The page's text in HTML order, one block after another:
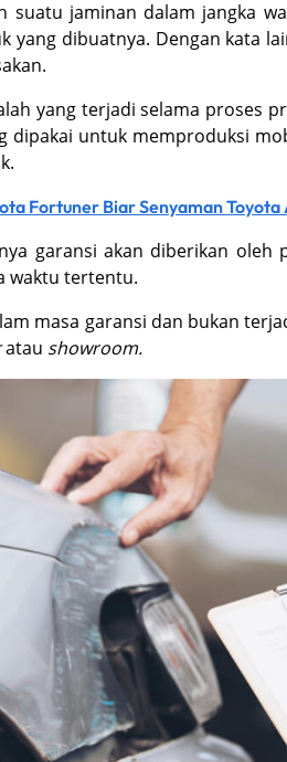
suatu jaminan dalam jangka
dibuatnya. Dengan kata
yang terjadi selama proses
dipakai untuk memproduksi
Fortuner Biar Senyaman Toyota
garansi akan diberikan oleh
waktu tertentu.
masa garansi dan bukan
atau showroom.